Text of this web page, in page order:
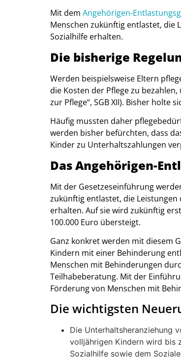
Mit dem Angehörigen-
Menschen zukünftig entlastet, die
Sozialhilfe erhalten.
Die bisherige
Werden beispielsweise Eltern
die Kosten der Pflege zu
zur Pflege“, SGB XII). Bisher holte
Häufig mussten daher
werden bisher befürchten, dass
Kinder zu Unterhaltszahlungen
Das Angehörigen-
Mit der Gesetzeseinführung
zukünftig entlastet, die
erhalten. Auf sie wird zukünftig
100.000 Euro übersteigt.
Ganz konkret werden mit diesem
Kindern mit einer Behinderung
Menschen mit Behinderungen
Teilhabeberatung. Mit der
Förderung von Menschen mit
Die wichtigsten
Die Unterhaltsheranziehung
volljährigen Kindern wird bis
Sozialhilfe sowie dem